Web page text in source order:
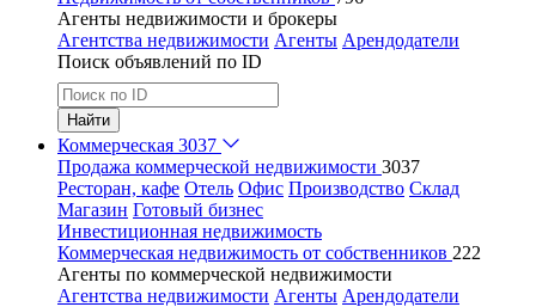
Агенты недвижимости и брокеры
Агентства недвижимости Агенты Арендодатели
Поиск объявлений по ID
Найти
Коммерческая 3037
Продажа коммерческой недвижимости 3037
Ресторан, кафе Отель Офис Производство Склад
Магазин Готовый бизнес
Инвестиционная недвижимость
Коммерческая недвижимость от собственников 222
Агенты по коммерческой недвижимости
Агентства недвижимости Агенты Арендодатели